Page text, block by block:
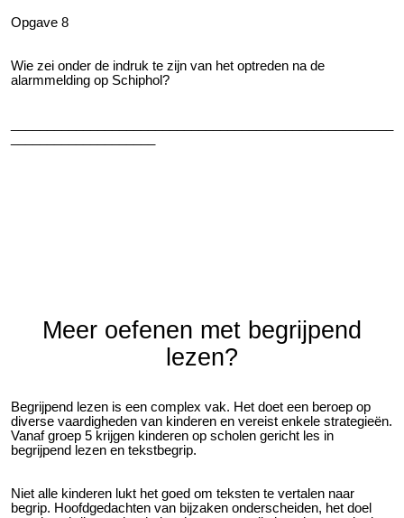
Opgave 8
Wie zei onder de indruk te zijn van het optreden na de
alarmmelding op Schiphol?
Meer oefenen met begrijpend
lezen?
Begrijpend lezen is een complex vak. Het doet een beroep op
diverse vaardigheden van kinderen en vereist enkele strategieën.
Vanaf groep 5 krijgen kinderen op scholen gericht les in
begrijpend lezen en tekstbegrip.
Niet alle kinderen lukt het goed om teksten te vertalen naar
begrip. Hoofdgedachten van bijzaken onderscheiden, het doel